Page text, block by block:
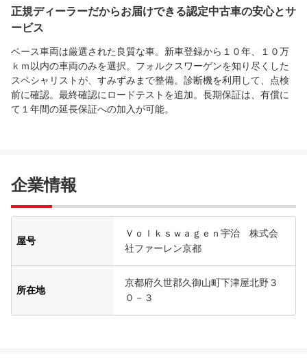
正規ディーラーだからお届けできる認定中古車の安心とサ
ービス
ベース車両は厳選された良質な車。新車登録から１０年、１０万
ｋｍ以内の車両のみを選択。フォルクスワーゲンを知り尽くした
スペシャリストが、すみずみまで整備。診断機を利用して、点検
前に確認。最終確認にロードテストを追加。長期保証は、有償に
て１年間の延長保証への加入が可能。
企業情報
屋号
Ｖｏｌｋｓｗａｇｅｎ宇治 株式会
社ファーレン京都
所在地
京都府久世郡久御山町下津屋北野３
０－３